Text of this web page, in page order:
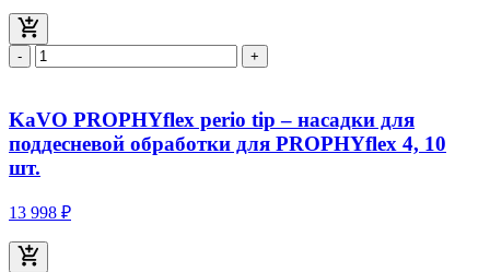
- +
KaVO PROPHYflex perio tip – насадки для
поддесневой обработки для PROPHYflex 4, 10
шт.
13 998 ₽